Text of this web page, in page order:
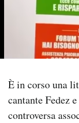
PODCAST
NEWSLETTER
SHOP
È in corso una
cantante Fedez
controversa